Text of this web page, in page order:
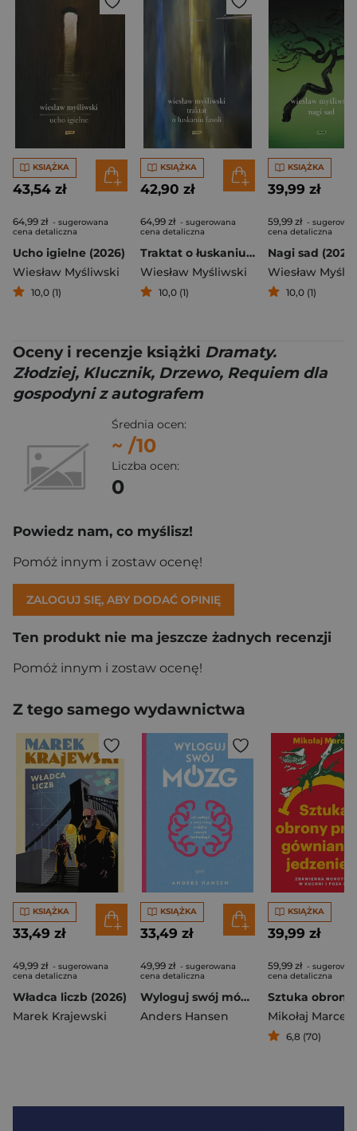
KSIĄŻKA
43,54 zł
64,99 zł - sugerowana
cena detaliczna
Ucho igielne (2026)
Wiesław Myśliwski
10,0 (1)
KSIĄŻKA
42,90 zł
64,99 zł - sugerowana
cena detaliczna
Traktat o łuskaniu fasoli (2026)
Wiesław Myśliwski
10,0 (1)
KSIĄŻKA
39,99 zł
59,99 zł -
cena detaliczna
Nagi sad (2026)
Wiesław
10,0 (1)
Oceny i recenzje książki Dramaty.
Złodziej, Klucznik, Drzewo, Requiem dla
gospodyni z autografem
Średnia ocen:
~ /10
Liczba ocen:
0
Powiedz nam, co myślisz!
Pomóż innym i zostaw ocenę!
ZALOGUJ SIĘ, ABY DODAĆ OPINIĘ
Ten produkt nie ma jeszcze żadnych recenzji
Pomóż innym i zostaw ocenę!
Z tego samego wydawnictwa
KSIĄŻKA
33,49 zł
49,99 zł - sugerowana
cena detaliczna
Władca liczb (2026)
Marek Krajewski
KSIĄŻKA
33,49 zł
49,99 zł - sugerowana
cena detaliczna
Wyloguj swój mózg. Jak zadbać o swój mózg w dobie nowych technologii (2026)
Anders Hansen
KSIĄŻKA
39,99 zł
59,99 zł -
cena detaliczna
Mikołaj Marcela
6,8 (70)